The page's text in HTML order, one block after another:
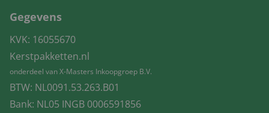
Gegevens
KVK: 16055670
Kerstpakketten.nl
onderdeel van X-Masters Inkoopgroep B.V.
BTW: NL0091.53.263.B01
Bank: NL05 INGB 0006591856